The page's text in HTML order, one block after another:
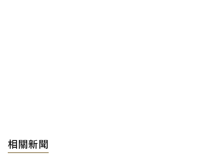
相關新聞